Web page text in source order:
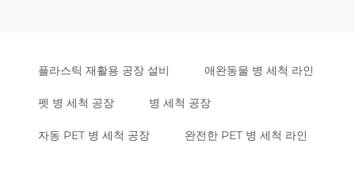
플라스틱 재활용 공장 설비 애완동물 병 세척 라인
펫 병 세척 공장 병 세척 공장
자동 PET 병 세척 공장 완전한 PET 병 세척 라인